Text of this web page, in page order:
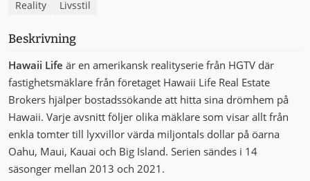
Reality Livsstil
Beskrivning
Hawaii Life är en amerikansk realityserie från HGTV där
fastighetsmäklare från företaget Hawaii Life Real Estate
Brokers hjälper bostadssökande att hitta sina drömhem på
Hawaii. Varje avsnitt följer olika mäklare som visar allt från
enkla tomter till lyxvillor värda miljontals dollar på öarna
Oahu, Maui, Kauai och Big Island. Serien sändes i 14
säsonger mellan 2013 och 2021.